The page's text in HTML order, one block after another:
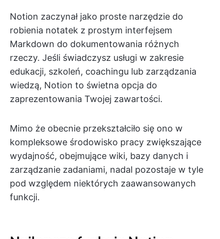
Notion zaczynał jako proste narzędzie do
robienia notatek z prostym interfejsem
Markdown do dokumentowania różnych
rzeczy. Jeśli świadczysz usługi w zakresie
edukacji, szkoleń, coachingu lub zarządzania
wiedzą, Notion to świetna opcja do
zaprezentowania Twojej zawartości.
Mimo że obecnie przekształciło się ono w
kompleksowe środowisko pracy zwiększające
wydajność, obejmujące wiki, bazy danych i
zarządzanie zadaniami, nadal pozostaje w tyle
pod względem niektórych zaawansowanych
funkcji.